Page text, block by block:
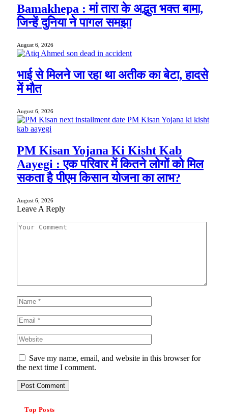
Bamakhepa : मां तारा के अद्भुत भक्त बामा,
जिन्हें दुनिया ने पागल समझा
August 6, 2026
भाई से मिलने जा रहा था अतीक का बेटा, हादसे
में मौत
August 6, 2026
PM Kisan Yojana Ki Kisht Kab
Aayegi : एक परिवार में कितने लोगों को मिल
सकता है पीएम किसान योजना का लाभ?
August 6, 2026
Leave A Reply
Save my name, email, and website in this browser for
the next time I comment.
Top Posts